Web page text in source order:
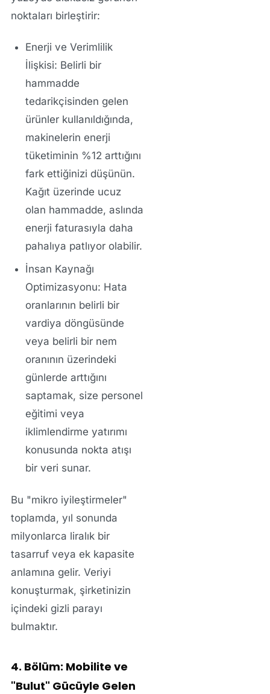
noktaları birleştirir:
Enerji ve Verimlilik
İlişkisi: Belirli bir
hammadde
tedarikçisinden gelen
ürünler kullanıldığında,
makinelerin enerji
tüketiminin %12 arttığını
fark ettiğinizi düşünün.
Kağıt üzerinde ucuz
olan hammadde, aslında
enerji faturasıyla daha
pahalıya patlıyor olabilir.
İnsan Kaynağı
Optimizasyonu: Hata
oranlarının belirli bir
vardiya döngüsünde
veya belirli bir nem
oranının üzerindeki
günlerde arttığını
saptamak, size personel
eğitimi veya
iklimlendirme yatırımı
konusunda nokta atışı
bir veri sunar.
Bu "mikro iyileştirmeler"
toplamda, yıl sonunda
milyonlarca liralık bir
tasarruf veya ek kapasite
anlamına gelir. Veriyi
konuşturmak, şirketinizin
içindeki gizli parayı
bulmaktır.
4. Bölüm: Mobilite ve
"Bulut" Gücüyle Gelen